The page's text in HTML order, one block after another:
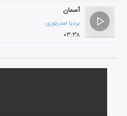
آسمان
بردیا صدرنوری
۰۳:۳۸